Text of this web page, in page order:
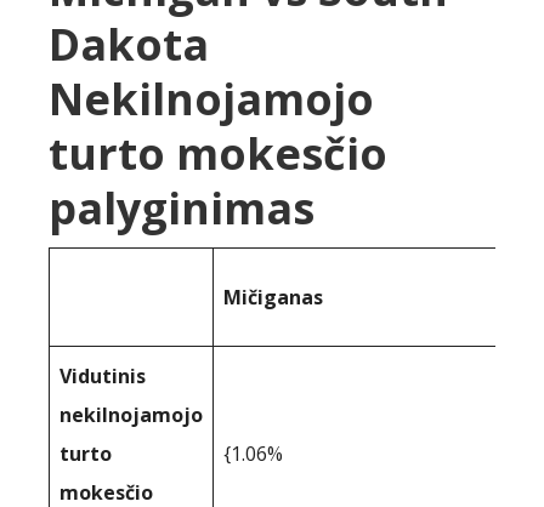
Dakota
Nekilnojamojo
turto mokesčio
palyginimas
Mičiganas
Vidutinis
nekilnojamojo
turto
mokesčio
{1.06%